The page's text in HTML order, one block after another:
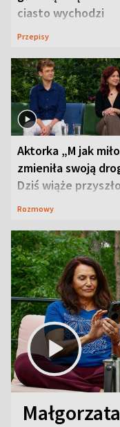
ciasto wychodzi
wyjątkowo wilgotne
Przepisy
Aktorka „M jak
zmieniła swoją
Dziś wiąże
neurobiologią
Rozmowy